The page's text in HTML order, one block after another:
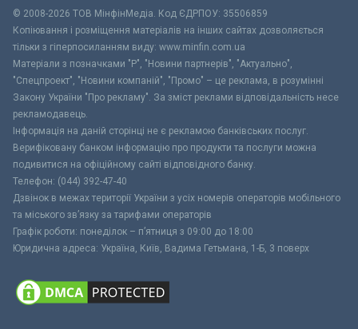
© 2008-2026 ТОВ МiнфiнМедiа. Код ЄДРПОУ: 35506859
Копіювання і розміщення матеріалів на інших сайтах дозволяється
тільки з гіперпосиланням виду: www.minfin.com.ua
Матеріали з позначками "Р", "Новини партнерів", "Актуально",
"Спецпроект", "Новини компаній", "Промо" – це реклама, в розумінні
Закону України "Про рекламу". За зміст реклами відповідальність несе
рекламодавець.
Інформація на даній сторінці не є рекламою банківських послуг.
Верифіковану банком інформацію про продукти та послуги можна
подивитися на офіційному сайті відповідного банку.
Телефон: (044) 392-47-40
Дзвінок в межах території України з усіх номерів операторів мобільного
та міського зв’язку за тарифами операторів
Графік роботи: понеділок – п’ятниця з 09:00 до 18:00
Юридична адреса: Україна, Київ, Вадима Гетьмана, 1-Б, 3 поверх